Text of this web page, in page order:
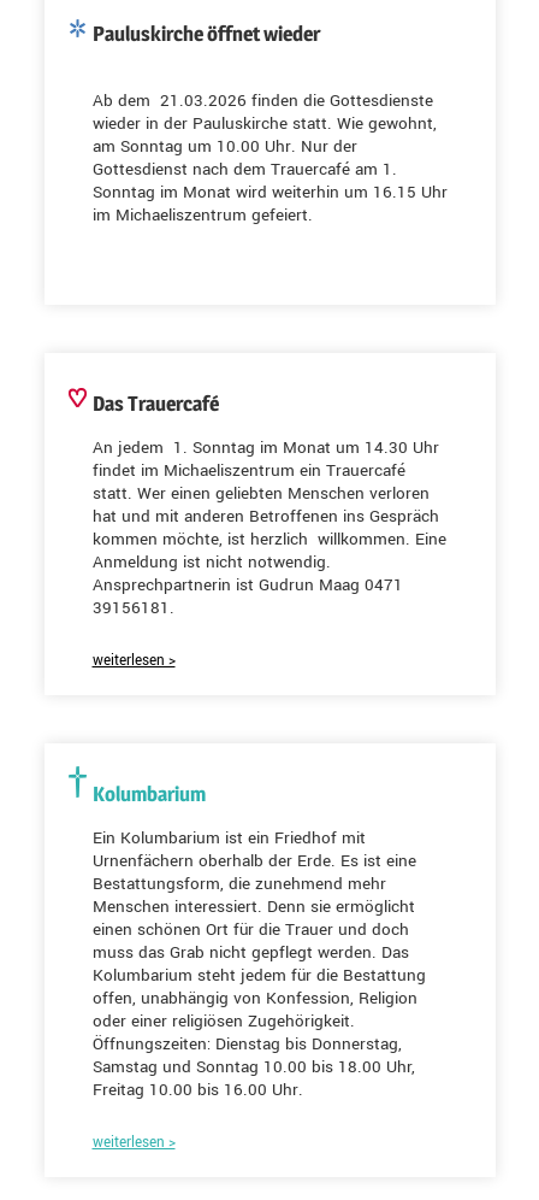
Pauluskirche öffnet wieder
Ab dem 21.03.2026 finden die Gottesdienste
wieder in der Pauluskirche statt. Wie gewohnt,
am Sonntag um 10.00 Uhr. Nur der
Gottesdienst nach dem Trauercafé am 1.
Sonntag im Monat wird weiterhin um 16.15 Uhr
im Michaeliszentrum gefeiert.
Das Trauercafé
An jedem 1. Sonntag im Monat um 14.30 Uhr
findet im Michaeliszentrum ein Trauercafé
statt. Wer einen geliebten Menschen verloren
hat und mit anderen Betroffenen ins Gespräch
kommen möchte, ist herzlich willkommen. Eine
Anmeldung ist nicht notwendig.
Ansprechpartnerin ist Gudrun Maag 0471
39156181.
weiterlesen >
Kolumbarium
Ein Kolumbarium ist ein Friedhof mit
Urnenfächern oberhalb der Erde. Es ist eine
Bestattungsform, die zunehmend mehr
Menschen interessiert. Denn sie ermöglicht
einen schönen Ort für die Trauer und doch
muss das Grab nicht gepflegt werden. Das
Kolumbarium steht jedem für die Bestattung
offen, unabhängig von Konfession, Religion
oder einer religiösen Zugehörigkeit.
Öffnungszeiten: Dienstag bis Donnerstag,
Samstag und Sonntag 10.00 bis 18.00 Uhr,
Freitag 10.00 bis 16.00 Uhr.
weiterlesen >